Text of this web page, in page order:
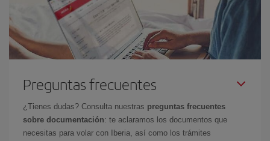
Preguntas frecuentes
¿Tienes dudas? Consulta nuestras preguntas frecuentes
sobre documentación: te aclaramos los documentos que
necesitas para volar con Iberia, así como los trámites